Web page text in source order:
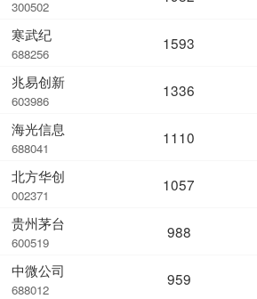
300502
寒武纪
688256
兆易创新
603986
海光信息
688041
北方华创
002371
贵州茅台
600519
中微公司
688012
1593
1336
1110
1057
988
959